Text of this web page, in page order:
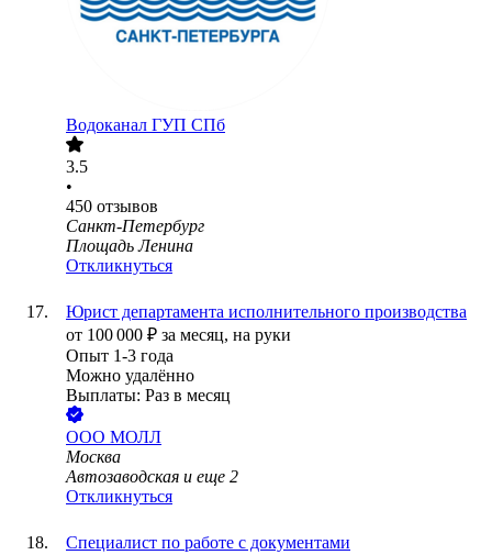
Водоканал ГУП СПб
3.5
•
450 отзывов
Санкт-Петербург
Площадь Ленина
Откликнуться
Юрист департамента исполнительного производства
от 100 000 ₽ за месяц, на руки
Опыт 1-3 года
Можно удалённо
Выплаты: Раз в месяц
ООО МОЛЛ
Москва
Автозаводская и еще 2
Откликнуться
Специалист по работе с документами